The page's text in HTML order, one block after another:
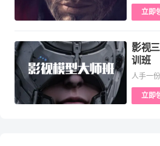
立即
影视
训班
人手一
立即